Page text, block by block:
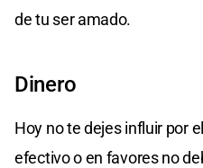
de tu ser amado.
Dinero
Hoy no te dejes influir por
efectivo o en favores no